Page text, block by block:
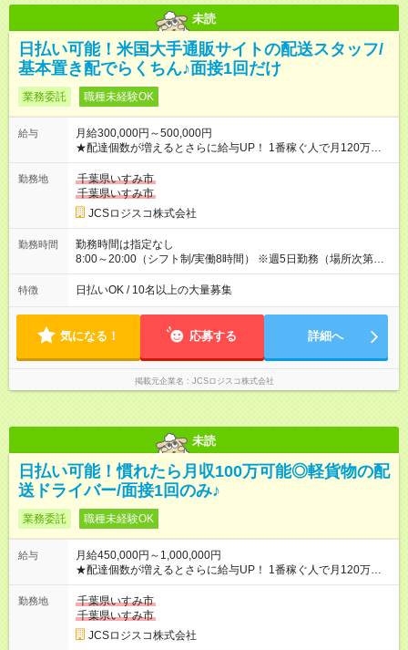
未読
日払い可能！米国大手通販サイトの配送スタッフ/
基本置き配でらくちん♪面接1回だけ
業務委託 職種未経験OK
給与
月給300,000円～500,000円
★配達個数が増えるとさらに給与UP！ 1番稼ぐ人で月120万ほ
ど！ ・主要都市エリア 月収55万円／週5日稼働 月収65万~112
万円／週6日稼働 ・地方郊外エリア 月収40万円／週5日稼働 月
収40万円~50万円／週6日稼働 ＜モデルイメージ＞ ■月収50万
円 (27歳男性/江東区在住)※元建築関係 1日150個配達×25日勤務
(日休み) ■月収80万円(43歳男性/墨田区在住)※元営業 1日200個
勤務地
千葉県いすみ市
千葉県いすみ市
JCSロジスコ株式会社
勤務時間
勤務時間は指定なし
8:00～20:00（シフト制/実働8時間） ※週5日勤務（場所次第で
は週4も有り） ※配達状況によって時間外での勤務可能性有り ※
案件により多少の前後あり ※配達が完了次第、帰社OKです
特徴 日払いOK / 10名以上の大量募集
気になる！ 応募する 詳細へ
掲載元企業名 JCSロジスコ株式会社
未読
日払い可能！慣れたら月収100万可能◎軽貨物の配
送ドライバー/面接1回のみ♪
業務委託 職種未経験OK
給与
月給450,000円～1,000,000円
★配達個数が増えるとさらに給与UP！ 1番稼ぐ人で月120万ほ
ど！ ・主要都市エリア 月収55万円／週5日稼働 月収65万~112
万円／週6日稼働 ・地方郊外エリア 月収40万円／週5日稼働 月
収40万円~50万円／週6日稼働 ＜モデルイメージ＞ ■月収50万
円 (27歳男性/江東区在住)※元建築関係 1日150個配達×25日勤務
(日休み) ■月収80万円(43歳男性/墨田区在住)※元営業 1日200個
勤務地
千葉県いすみ市
千葉県いすみ市
JCSロジスコ株式会社